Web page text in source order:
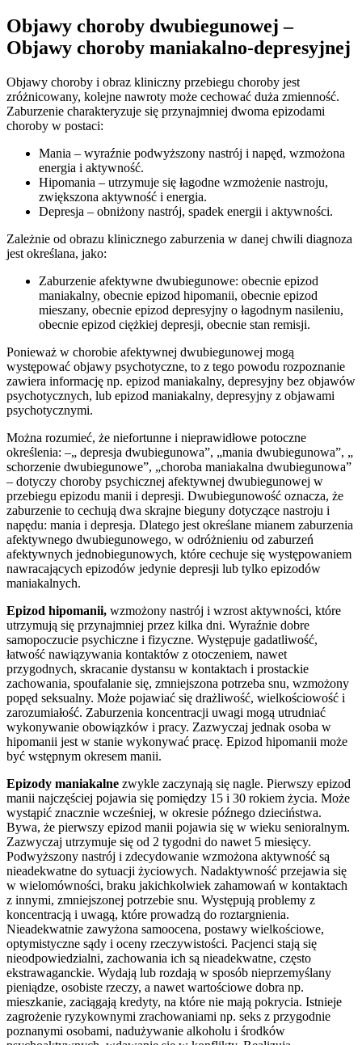
Objawy choroby dwubiegunowej –
Objawy choroby maniakalno-depresyjnej
Objawy choroby i obraz kliniczny przebiegu choroby jest
zróżnicowany, kolejne nawroty może cechować duża zmienność.
Zaburzenie charakteryzuje się przynajmniej dwoma epizodami
choroby w postaci:
Mania – wyraźnie podwyższony nastrój i napęd, wzmożona
energia i aktywność.
Hipomania – utrzymuje się łagodne wzmożenie nastroju,
zwiększona aktywność i energia.
Depresja – obniżony nastrój, spadek energii i aktywności.
Zależnie od obrazu klinicznego zaburzenia w danej chwili diagnoza
jest określana, jako:
Zaburzenie afektywne dwubiegunowe: obecnie epizod
maniakalny, obecnie epizod hipomanii, obecnie epizod
mieszany, obecnie epizod depresyjny o łagodnym nasileniu,
obecnie epizod ciężkiej depresji, obecnie stan remisji.
Ponieważ w chorobie afektywnej dwubiegunowej mogą
występować objawy psychotyczne, to z tego powodu rozpoznanie
zawiera informację np. epizod maniakalny, depresyjny bez objawów
psychotycznych, lub epizod maniakalny, depresyjny z objawami
psychotycznymi.
Można rozumieć, że niefortunne i nieprawidłowe potoczne
określenia: –„ depresja dwubiegunowa”, „mania dwubiegunowa”, „
schorzenie dwubiegunowe”, „choroba maniakalna dwubiegunowa”
– dotyczy choroby psychicznej afektywnej dwubiegunowej w
przebiegu epizodu manii i depresji. Dwubiegunowość oznacza, że
zaburzenie to cechują dwa skrajne bieguny dotyczące nastroju i
napędu: mania i depresja. Dlatego jest określane mianem zaburzenia
afektywnego dwubiegunowego, w odróżnieniu od zaburzeń
afektywnych jednobiegunowych, które cechuje się występowaniem
nawracających epizodów jedynie depresji lub tylko epizodów
maniakalnych.
Epizod hipomanii, wzmożony nastrój i wzrost aktywności, które
utrzymują się przynajmniej przez kilka dni. Wyraźnie dobre
samopoczucie psychiczne i fizyczne. Występuje gadatliwość,
łatwość nawiązywania kontaktów z otoczeniem, nawet
przygodnych, skracanie dystansu w kontaktach i prostackie
zachowania, spoufalanie się, zmniejszona potrzeba snu, wzmożony
popęd seksualny. Może pojawiać się drażliwość, wielkościowość i
zarozumiałość. Zaburzenia koncentracji uwagi mogą utrudniać
wykonywanie obowiązków i pracy. Zazwyczaj jednak osoba w
hipomanii jest w stanie wykonywać pracę. Epizod hipomanii może
być wstępnym okresem manii.
Epizody maniakalne zwykle zaczynają się nagle. Pierwszy epizod
manii najczęściej pojawia się pomiędzy 15 i 30 rokiem życia. Może
wystąpić znacznie wcześniej, w okresie późnego dzieciństwa.
Bywa, że pierwszy epizod manii pojawia się w wieku senioralnym.
Zazwyczaj utrzymuje się od 2 tygodni do nawet 5 miesięcy.
Podwyższony nastrój i zdecydowanie wzmożona aktywność są
nieadekwatne do sytuacji życiowych. Nadaktywność przejawia się
w wielomówności, braku jakichkolwiek zahamowań w kontaktach
z innymi, zmniejszonej potrzebie snu. Występują problemy z
koncentracją i uwagą, które prowadzą do roztargnienia.
Nieadekwatnie zawyżona samoocena, postawy wielkościowe,
optymistyczne sądy i oceny rzeczywistości. Pacjenci stają się
nieodpowiedzialni, zachowania ich są nieadekwatne, często
ekstrawaganckie. Wydają lub rozdają w sposób nieprzemyślany
pieniądze, osobiste rzeczy, a nawet wartościowe dobra np.
mieszkanie, zaciągają kredyty, na które nie mają pokrycia. Istnieje
zagrożenie ryzykownymi zrachowaniami np. seks z przygodnie
poznanymi osobami, nadużywanie alkoholu i środków